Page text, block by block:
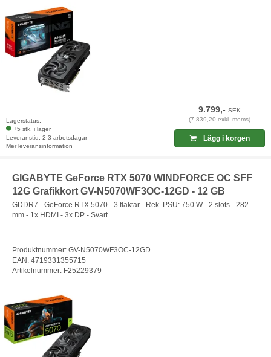
Lagerstatus:
+5 stk. i lager
Leveranstid: 2-3 arbetsdagar
Mer leveransinformation
9.799,-SEK
(7.839,20 exkl. moms)
Lägg i korgen
GIGABYTE GeForce RTX 5070 WINDFORCE OC SFF
12G Grafikkort GV-N5070WF3OC-12GD - 12 GB
GDDR7 - GeForce RTX 5070 - 3 fläktar - Rek. PSU: 750 W - 2 slots - 282
mm - 1x HDMI - 3x DP - Svart
Produktnummer: GV-N5070WF3OC-12GD
EAN: 4719331355715
Artikelnummer: F25229379